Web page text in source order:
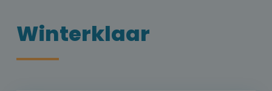
Winterklaar